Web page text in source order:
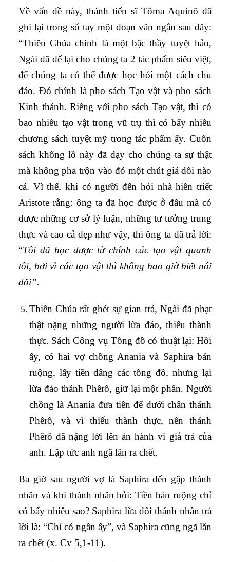
Về vấn đề này, thánh tiến sĩ Tôma Aquinô đã
ghi lại trong sổ tay một đoạn văn ngắn sau đây:
“Thiên Chúa chính là một bậc thầy tuyệt hảo,
Ngài đã để lại cho chúng ta 2 tác phẩm siêu việt,
để chúng ta có thể được học hỏi một cách chu
đáo. Đó chính là pho sách Tạo vật và pho sách
Kinh thánh. Riêng với pho sách Tạo vật, thì có
bao nhiêu tạo vật trong vũ trụ thì có bấy nhiêu
chương sách tuyệt mỹ trong tác phẩm ấy. Cuốn
sách khổng lồ này đã dạy cho chúng ta sự thật
mà không pha trộn vào đó một chút giả dối nào
cả. Vì thế, khi có người đến hỏi nhà hiền triết
Aristote rằng: ông ta đã học được ở đâu mà có
được những cơ sở lý luận, những tư tưởng trung
thực và cao cả đẹp như vậy, thì ông ta đã trả lời:
“Tôi đã học được từ chính các tạo vật quanh
tôi, bởi vì các tạo vật thì không bao giờ biết nói
dối”.
Thiên Chúa rất ghét sự gian trá, Ngài đã phạt
thật nặng những người lừa đảo, thiếu thành
thực. Sách Công vụ Tông đồ có thuật lại: Hồi
ấy, có hai vợ chồng Anania và Saphira bán
ruộng, lấy tiền dâng các tông đồ, nhưng lại
lừa đảo thánh Phêrô, giữ lại một phần. Người
chồng là Anania đưa tiền để dưới chân thánh
Phêrô, và vì thiếu thành thực, nên thánh
Phêrô đã nặng lời lên án hành vi giả trá của
anh. Lập tức anh ngã lăn ra chết.
Ba giờ sau người vợ là Saphira đến gặp thánh
nhân và khi thánh nhân hỏi: Tiền bán ruộng chỉ
có bấy nhiêu sao? Saphira lừa dối thánh nhân trả
lời là: “Chỉ có ngần ấy”, và Saphira cũng ngã lăn
ra chết (x. Cv 5,1-11).